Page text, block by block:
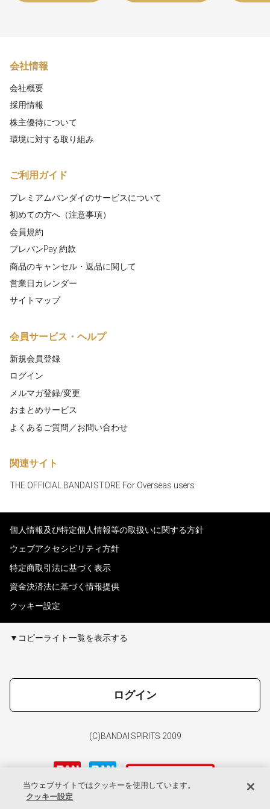
会社情報
会社概要
採用情報
株主優待について
環境に対する取り組み
ご利用ガイド
プレミアムバンダイのサービスについて
初めての方へ（注意事項）
会員規約
プレバンPay 約款
商品のキャンセル・返品に関して
営業日カレンダー
サイトマップ
会員サービス・ヘルプ
新規会員登録
ログイン
メルマガ登録/変更
おまとめサービス
よくあるご質問／お問い合わせ
関連サイト
THE OFFICIAL BANDAI STORE For Overseas users
個人情報及び特定個人情報等の取扱いに関する方針
ウェブアクセシビリティ方針
特定商取引法に基づく表示
資金決済法に基づく情報提供
クッキー設定
▼コピーライト一覧を表示する
ログイン
(C)BANDAI SPIRITS 2009
当ウェブサイトではクッキーを使用しています。
クッキー設定